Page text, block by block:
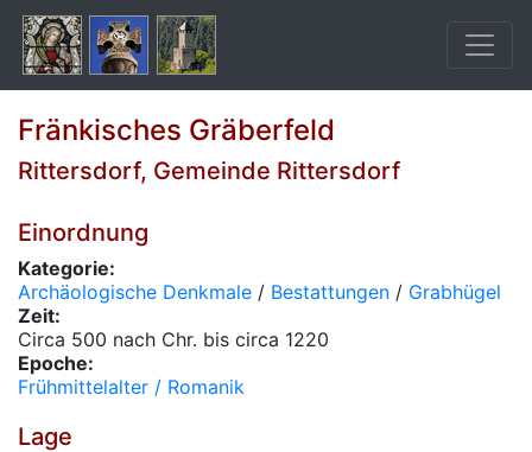
Fränkisches Gräberfeld
Rittersdorf, Gemeinde Rittersdorf
Einordnung
Kategorie:
Archäologische Denkmale / Bestattungen / Grabhügel
Zeit:
Circa 500 nach Chr. bis circa 1220
Epoche:
Frühmittelalter / Romanik
Lage